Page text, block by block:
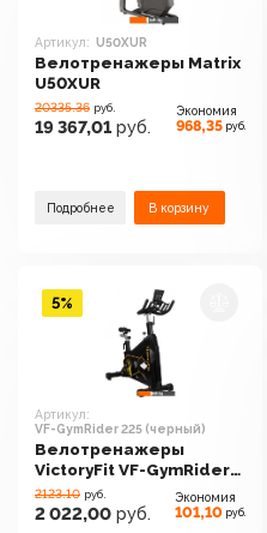
Артикул: U50XUR
Велотренажеры Matrix
U50XUR
20335.36 руб.
19 367,01 руб.
Экономия
968,35 руб.
Подробнее В корзину
Артикул:
VF-GymRider 225 (черный)
Велотренажеры
VictoryFit VF-GymRider
225 (черный)
2123.10 руб.
2 022,00 руб.
Экономия
101,10 руб.
5%